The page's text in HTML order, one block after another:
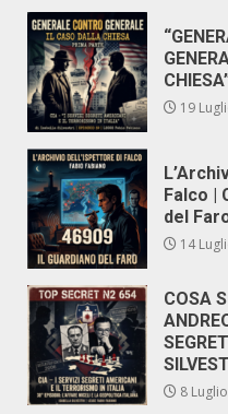
19
Falco |
del
14
COSA
8